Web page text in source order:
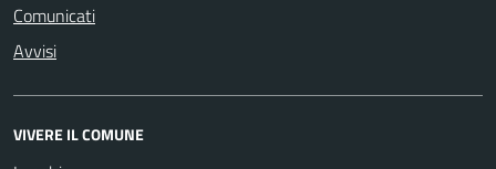
Comunicati
Avvisi
VIVERE IL COMUNE